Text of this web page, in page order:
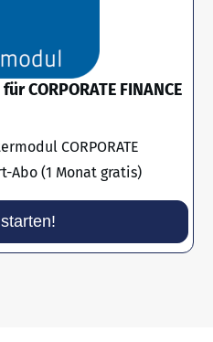
CORPORATE FINANCE
CORPORATE
Abo (1 Monat gratis)